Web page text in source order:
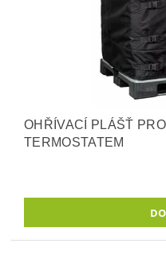
OHŘÍVACÍ PLÁŠŤ
TERMOSTATEM